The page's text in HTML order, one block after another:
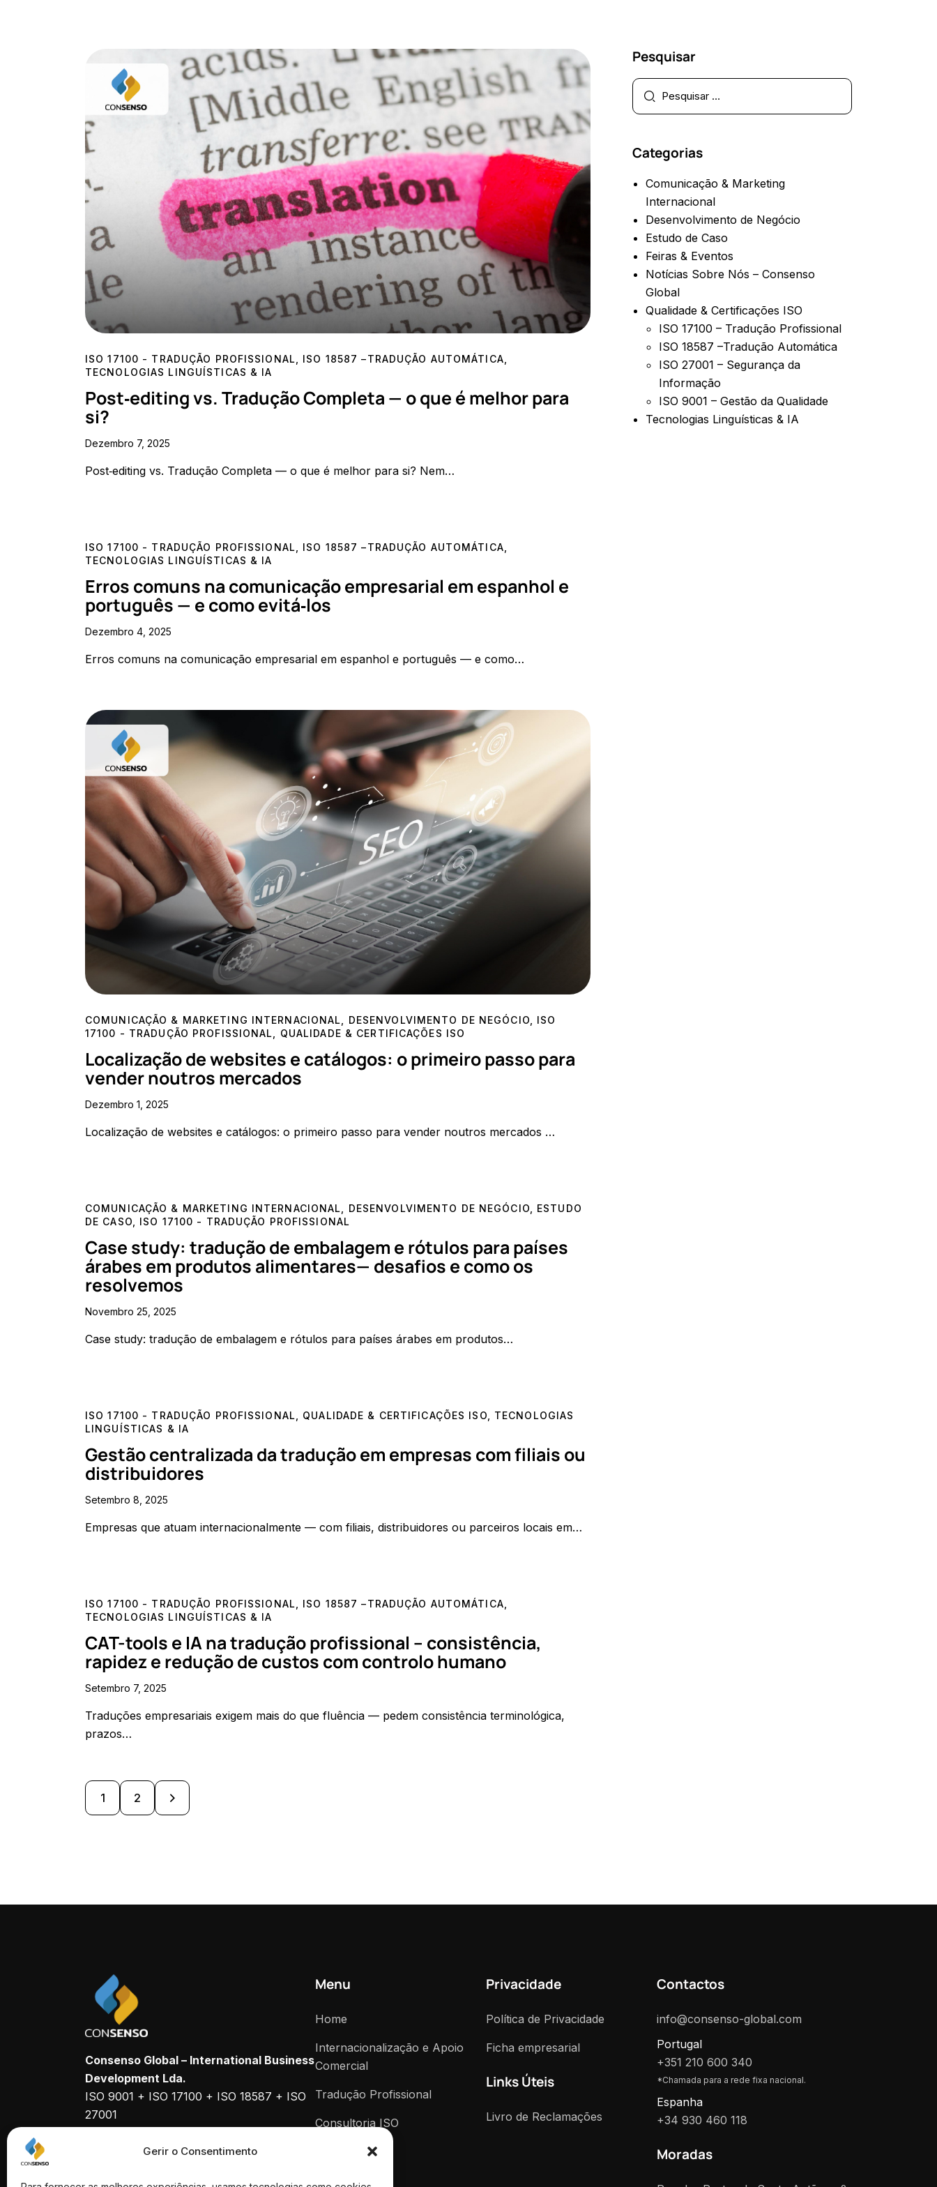
Gerir o Consentimento
ISO 17100 - TRADUÇÃO PROFISSIONAL ISO 18587 –TRADUÇÃO AUTOMÁTICA
TECNOLOGIAS LINGUÍSTICAS & IA
Post‑editing vs. Tradução Completa — o que é melhor para
si?
Dezembro 7, 2025
Post‑editing vs. Tradução Completa — o que é melhor para si? Nem…
ISO 17100 - TRADUÇÃO PROFISSIONAL ISO 18587 –TRADUÇÃO AUTOMÁTICA
TECNOLOGIAS LINGUÍSTICAS & IA
Erros comuns na comunicação empresarial em espanhol e
português — e como evitá‑los
Dezembro 4, 2025
Erros comuns na comunicação empresarial em espanhol e português — e como…
COMUNICAÇÃO & MARKETING INTERNACIONAL DESENVOLVIMENTO DE NEGÓCIO
ISO
17100 - TRADUÇÃO PROFISSIONAL
QUALIDADE & CERTIFICAÇÕES ISO
Localização de websites e catálogos: o primeiro passo para
vender noutros mercados
Dezembro 1, 2025
Localização de websites e catálogos: o primeiro passo para vender noutros mercados …
COMUNICAÇÃO & MARKETING INTERNACIONAL DESENVOLVIMENTO DE NEGÓCIO
ESTUDO
DE CASO
ISO 17100 - TRADUÇÃO PROFISSIONAL
Case study: tradução de embalagem e rótulos para países
árabes em produtos alimentares— desafios e como os
resolvemos
Novembro 25, 2025
Case study: tradução de embalagem e rótulos para países árabes em produtos…
ISO 17100 - TRADUÇÃO PROFISSIONAL QUALIDADE & CERTIFICAÇÕES ISO
TECNOLOGIAS
LINGUÍSTICAS & IA
Gestão centralizada da tradução em empresas com filiais ou
distribuidores
Setembro 8, 2025
Empresas que atuam internacionalmente — com filiais, distribuidores ou parceiros locais em…
ISO 17100 - TRADUÇÃO PROFISSIONAL ISO 18587 –TRADUÇÃO AUTOMÁTICA
TECNOLOGIAS LINGUÍSTICAS & IA
CAT-tools e IA na tradução profissional – consistência,
rapidez e redução de custos com controlo humano
Setembro 7, 2025
Traduções empresariais exigem mais do que fluência — pedem consistência terminológica,
prazos…
1 2
>
Pesquisar
Categorias
Comunicação & Marketing
Internacional
Desenvolvimento de Negócio
Estudo de Caso
Feiras & Eventos
Notícias Sobre Nós – Consenso
Global
Qualidade & Certificações ISO
ISO 17100 – Tradução Profissional
ISO 18587 –Tradução Automática
ISO 27001 – Segurança da
Informação
ISO 9001 – Gestão da Qualidade
Tecnologias Linguísticas & IA
Consenso Global – International Business
Development Lda.
ISO 9001 + ISO 17100 + ISO 18587 + ISO
27001
Menu
Home
Internacionalização e Apoio
Comercial
Tradução Profissional
Consultoria ISO
Contactos
Privacidade
Política de Privacidade
Ficha empresarial
Links Úteis
Livro de Reclamações
Contactos
info@consenso-global.com
Portugal
+351 210 600 340
*Chamada para a rede fixa nacional.
Espanha
+34 930 460 118
Moradas